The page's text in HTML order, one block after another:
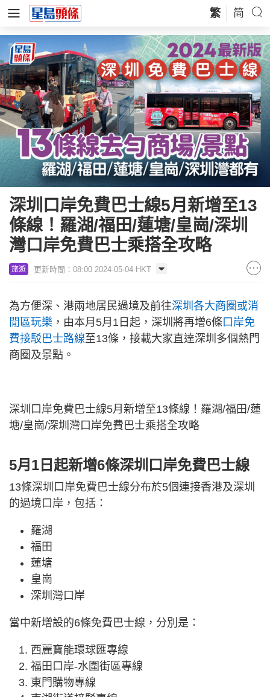
繁 简
深圳口岸免費巴士線5月新增至13
條線！羅湖/福田/蓮塘/皇崗/深圳
灣口岸免費巴士乘搭全攻略
旅遊 更新時間：08:00 2024-05-04 HKT
為方便深、港兩地居民過境及前往深圳各大商圈或消
閒區玩樂 ，由本月5月1日起，深圳將再增6條口岸免
費接駁巴士路線至13條，接載大家直達深圳多個熱門
商圈及景點。
深圳口岸免費巴士線5月新增至13條線！羅湖/福田/蓮
塘/皇崗/深圳灣口岸免費巴士乘搭全攻略
5月1日起新增6條深圳口岸免費巴士線
13條深圳口岸免費巴士線分布於5個連接香港及深圳
的過境口岸，包括：
羅湖
福田
蓮塘
皇崗
深圳灣口岸
當中新增設的6條免費巴士線，分別是：
西麗寶能環球匯專線
福田口岸-水圍街區專線
東門購物專線